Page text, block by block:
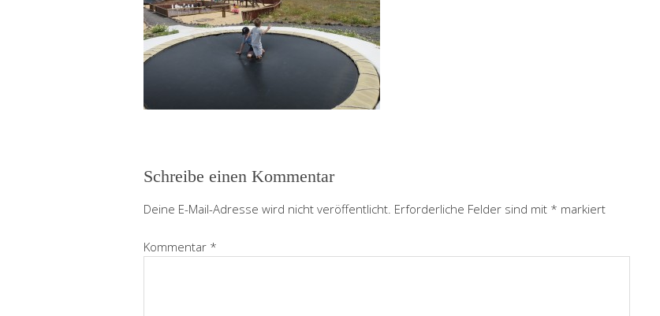
Schreibe einen Kommentar
Deine E-Mail-Adresse wird nicht veröffentlicht. Erforderliche Felder sind mit * markiert
Kommentar *